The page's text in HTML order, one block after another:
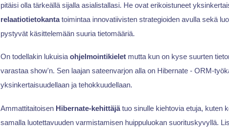
pitäisi olla tärkeällä sijalla asialistallasi. He ovat erikoistuneet
relaatiotietokantatoimintaa innovatiivisten strategioiden avulla sekä
pystyvät käsittelemään suuria tietomääriä.
On todellakin lukuisia ohjelmointikielet mutta kun on kyse suurten
varastaa show'n. Sen laajan sateenvarjon alla on Hibernate - ORM-
yksinkertaisuudellaan ja tehokkuudellaan.
Ammattitaitoisen Hibernate-kehittäjätuo sinulle kiehtovia etuja, kuten
samalla luotettavuuden varmistamisen huippuluokan suorituskyvyllä.